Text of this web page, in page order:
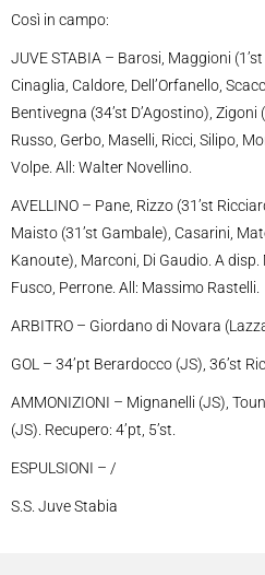
Così in campo:
JUVE STABIA – Barosi, Maggioni
Cinaglia, Caldore, Dell’Orfanello,
Bentivegna (34’st D’Agostino), Zigoni
Russo, Gerbo, Maselli, Ricci, Silipo,
Volpe. All: Walter Novellino.
AVELLINO – Pane, Rizzo (31’st
Maisto (31’st Gambale), Casarini,
Kanoute), Marconi, Di Gaudio. A
Fusco, Perrone. All: Massimo Rastelli.
ARBITRO – Giordano di Novara
GOL – 34’pt Berardocco (JS), 36’st
AMMONIZIONI – Mignanelli (JS),
(JS). Recupero: 4’pt, 5’st.
ESPULSIONI – /
S.S. Juve Stabia